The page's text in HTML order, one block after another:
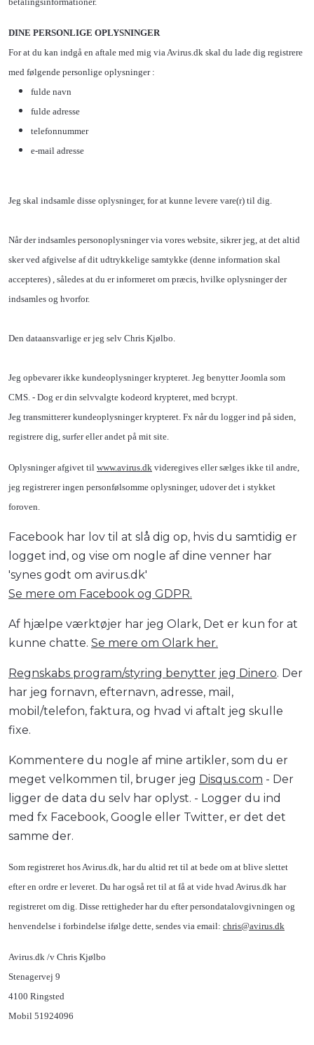
DINE PERSONLIGE OPLYSNINGER
For at du kan indgå en aftale med mig via Avirus.dk skal du lade dig registrere
med følgende personlige oplysninger :
fulde navn
fulde adresse
telefonnummer
e-mail adresse
Jeg skal indsamle disse oplysninger, for at kunne levere vare(r) til dig.
Når der indsamles personoplysninger via vores website, sikrer jeg, at det altid
sker ved afgivelse af dit udtrykkelige samtykke (denne information skal
accepteres) , således at du er informeret om præcis, hvilke oplysninger der
indsamles og hvorfor.
Den dataansvarlige er jeg selv Chris Kjølbo.
Jeg opbevarer ikke kundeoplysninger krypteret. Jeg benytter Joomla som
CMS. - Dog er din selvvalgte kodeord krypteret, med bcrypt.
Jeg transmitterer kundeoplysninger krypteret. Fx når du logger ind på siden,
registrere dig, surfer eller andet på mit site.
Oplysninger afgivet til www.avirus.dk videregives eller sælges ikke til andre,
jeg registrerer ingen personfølsomme oplysninger, udover det i stykket
foroven.
Facebook har lov til at slå dig op, hvis du samtidig er
logget ind, og vise om nogle af dine venner har
'synes godt om avirus.dk'
Se mere om Facebook og GDPR.
Af hjælpe værktøjer har jeg Olark, Det er kun for at
kunne chatte. Se mere om Olark her.
Regnskabs program/styring benytter jeg Dinero. Der
har jeg fornavn, efternavn, adresse, mail,
mobil/telefon, faktura, og hvad vi aftalt jeg skulle
fixe.
Kommentere du nogle af mine artikler, som du er
meget velkommen til, bruger jeg Disqus.com - Der
ligger de data du selv har oplyst. - Logger du ind
med fx Facebook, Google eller Twitter, er det det
samme der.
Som registreret hos Avirus.dk, har du altid ret til at bede om at blive slettet
efter en ordre er leveret. Du har også ret til at få at vide hvad Avirus.dk har
registreret om dig. Disse rettigheder har du efter persondatalovgivningen og
henvendelse i forbindelse ifølge dette, sendes via email: chris@avirus.dk
Avirus.dk /v Chris Kjølbo
Stenagervej 9
4100 Ringsted
Mobil 51924096